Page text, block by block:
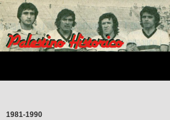
Saltar
al
contenido
1981-1990